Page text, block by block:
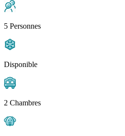
5 Personnes
Disponible
2 Chambres